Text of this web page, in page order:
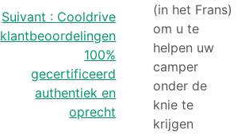
Suivant : Cooldrive
klantbeoordelingen
100%
gecertificeerd
authentiek en
oprecht
(in het Frans)
om u te
helpen uw
camper
onder de
knie te
krijgen